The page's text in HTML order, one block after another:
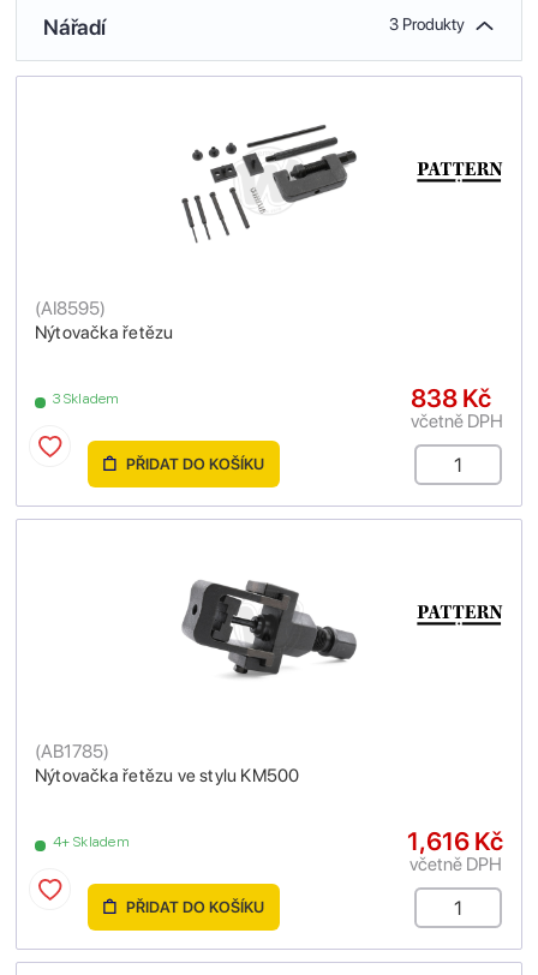
Nářadí 3 Produkty
Nýtovačka řetězu
(AI8595)
3 Skladem 838 Kč
včetně DPH
PŘIDAT DO KOŠÍKU
Nýtovačka řetězu ve stylu KM500
(AB1785)
4+ Skladem 1,616 Kč
včetně DPH
PŘIDAT DO KOŠÍKU